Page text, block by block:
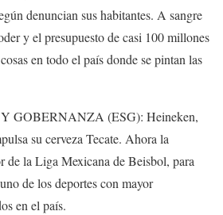
denuncian sus habitantes. A sangre
y el presupuesto de casi 100 millones
en todo el país donde se pintan las
GOBERNANZA (ESG): Heineken,
su cerveza Tecate. Ahora la
de la Liga Mexicana de Beisbol, para
de los deportes con mayor
en el país.